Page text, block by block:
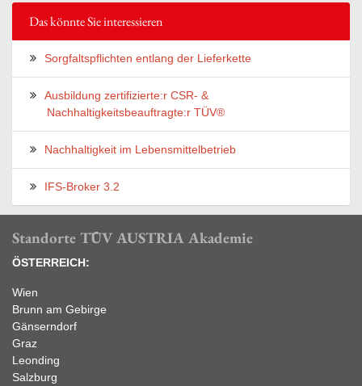
Das könnte Sie interessieren
Sorgfaltspflichten entlang der Lieferkette
Ausbildung zertifizierte:r CSR- &
Nachhaltigkeitsbeauftragte:r TÜV®
Nachhaltigkeit im Lebensmittelbetrieb
IFS-Broker 3.2
Standorte TÜV AUSTRIA Akademie
ÖSTERREICH:
Wien
Brunn am Gebirge
Gänserndorf
Graz
Leonding
Salzburg